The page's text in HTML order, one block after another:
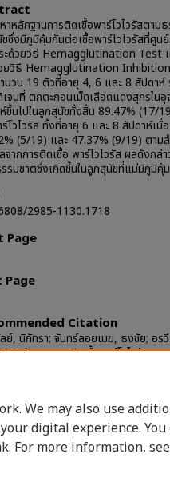
าหลักฐานการติดเชื้อพาร์โวไวรัสตา
ซึ่งมีภูมิคุ้มกันต่อเชื้อพาร์โวไวรัสที่ศูน
ะด้วยวิธี Hemagglutination Test
ยวิธี Hemagglutination Inhibition
นวน 19 ตัวที่อายุ 4, 6 และ 8 สัปดา
จนที่ ตกตะกอนเม็ดเลือดแดงสุกรใน
ขึ้นไปในลูกสุนัขทั้งสิ้น 89.47% (17/
โวไวรัส ทั้งที่อายุ 6 และ 8 สัปดาห์เ
(5/19) และ 47.37% (9/19) ตาม
จากการติดเชื้อ พาร์โวไวรัส ผลดังก
รมชาติซึ่งเกิดขึ้นในลูกสุนัขที่แม่มีภูมิคุ้
2985-1130.1718
Page
Page
Citation
ย์, นิภัทรา; จันทร์ลอยเมฆ, ธงชัย; อ
"หลักฐานการติดเชื้อพาร์โวไวรัสต
We may also use
digital experience. You
For more information,